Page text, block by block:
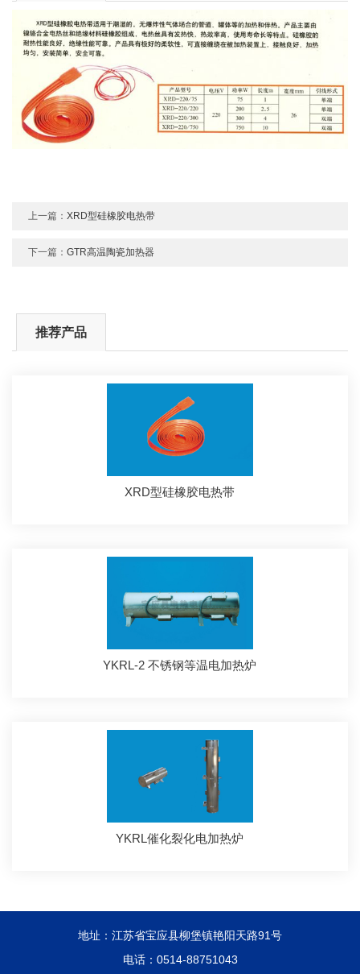
上一篇：XRD型硅橡胶电热带
下一篇：GTR高温陶瓷加热器
推荐产品
XRD型硅橡胶电热带
YKRL-2 不锈钢等温电加热炉
YKRL催化裂化电加热炉
地址：江苏省宝应县柳堡镇艳阳天路91号
电话：0514-88751043